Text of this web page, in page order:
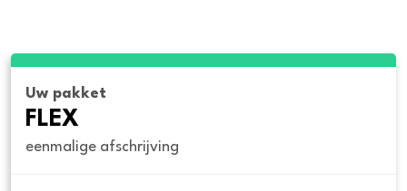
Uw pakket
FLEX
eenmalige afschrijving